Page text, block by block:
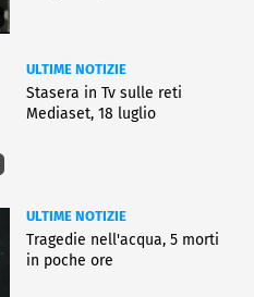
ULTIME NOTIZIE
Stasera in Tv sulle reti
Mediaset, 18 luglio
ULTIME NOTIZIE
Tragedie nell'acqua, 5 morti
in poche ore